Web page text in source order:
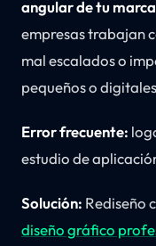
angular de tu marca
empresas trabajan
mal escalados o
pequeños o
Error frecuente:
estudio de
Solución: Rediseño
diseño gráfico